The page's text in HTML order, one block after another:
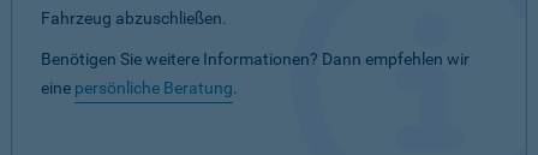
Fahrzeug abzuschließen.
Benötigen Sie weitere Informationen? Dann empfehlen wir
eine persönliche Beratung.